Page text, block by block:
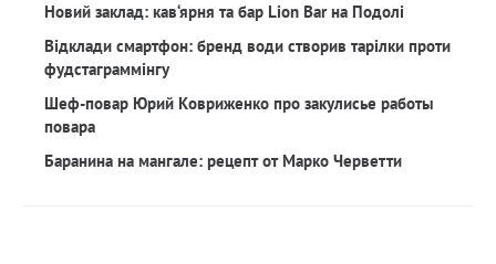
Новий заклад: кав‘ярня та бар Lion Bar на Подолі
Відклади смартфон: бренд води створив тарілки проти
фудстаграммінгу
Шеф-повар Юрий Ковриженко про закулисье работы
повара
Баранина на мангале: рецепт от Марко Черветти